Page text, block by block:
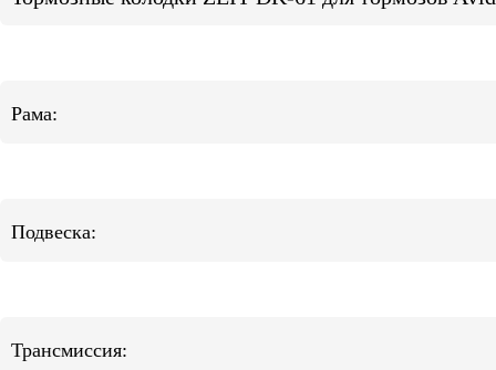
Рама:
Подвеска:
Трансмиссия: